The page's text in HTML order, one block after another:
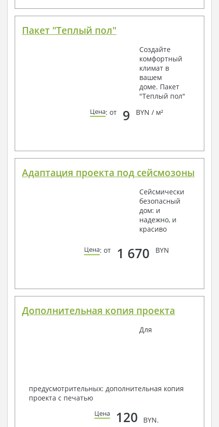
Пакет "Теплый пол"
Создайте
комфортный
климат в
вашем
доме. Пакет
"Теплый пол"
Цена: от 9 BYN / м²
Адаптация проекта под сейсмозоны
Сейсмически
безопасный
дом: и
надежно, и
красиво
Цена: от 1 670 BYN
Дополнительная копия проекта
Для
предусмотрительных: дополнительная копия
проекта с печатью
Цена 120 BYN.